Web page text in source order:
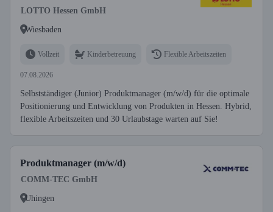
LOTTO Hessen GmbH
Wiesbaden
Vollzeit Kinderbetreuung Flexible Arbeitszeiten
07.08.2026
Selbstständiger (Junior) Produktmanager (m/w/d) für die optimale
Positionierung und Entwicklung von Produkten in Hessen. Hybrid,
flexible Arbeitszeiten und 30 Urlaubstage warten auf Sie!
Produktmanager (m/w/d)
COMM-TEC GmbH
Uhingen